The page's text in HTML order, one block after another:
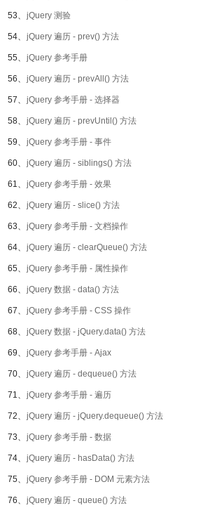
53、 jQuery 测验
54、 jQuery 遍历 - prev() 方法
55、 jQuery 参考手册
56、 jQuery 遍历 - prevAll() 方法
57、 jQuery 参考手册 - 选择器
58、 jQuery 遍历 - prevUntil() 方法
59、 jQuery 参考手册 - 事件
60、 jQuery 遍历 - siblings() 方法
61、 jQuery 参考手册 - 效果
62、 jQuery 遍历 - slice() 方法
63、 jQuery 参考手册 - 文档操作
64、 jQuery 遍历 - clearQueue() 方法
65、 jQuery 参考手册 - 属性操作
66、 jQuery 数据 - data() 方法
67、 jQuery 参考手册 - CSS 操作
68、 jQuery 数据 - jQuery.data() 方法
69、 jQuery 参考手册 - Ajax
70、 jQuery 遍历 - dequeue() 方法
71、 jQuery 参考手册 - 遍历
72、 jQuery 遍历 - jQuery.dequeue() 方法
73、 jQuery 参考手册 - 数据
74、 jQuery 遍历 - hasData() 方法
75、 jQuery 参考手册 - DOM 元素方法
76、 jQuery 遍历 - queue() 方法